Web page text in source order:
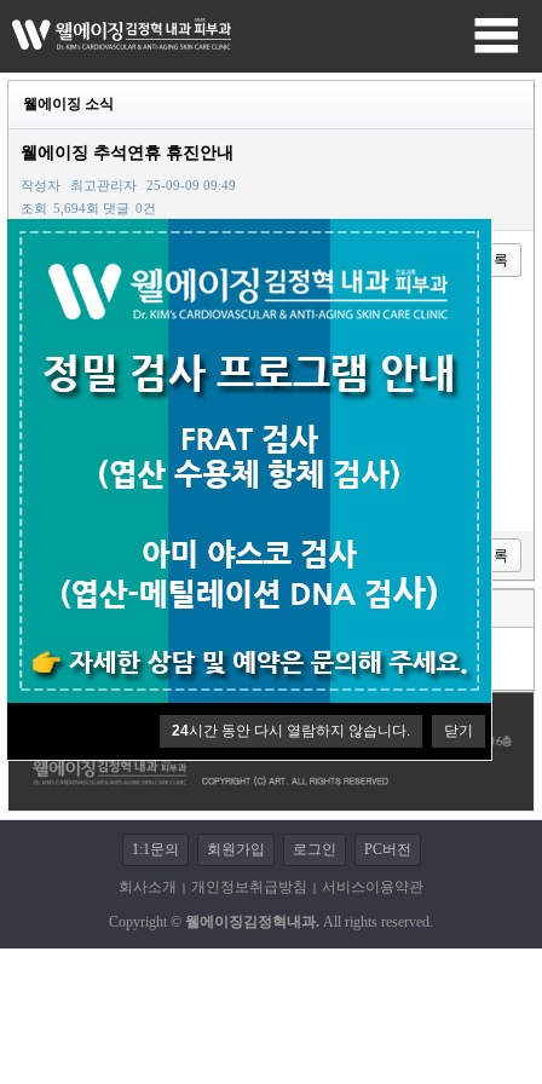
24시간 동안 다시 열람하지 않습니다. 닫기
웰에이징 소식
웰에이징 추석연휴 휴진안내
작성자 최고관리자
25-09-09 09:49
조회 5,694회 댓글 0건
이전글 다음글 목록
본문
웰에이징 추석연휴 휴진안내입니다.
10월 3일 (금) 부터 10월 9일 (목) 까지 휴진합니다.
10월 10일 금요일부터 정상 진료 합니다.
진료에 참고 부탁드립니다 ~~
다음글 목록
댓글 (0) 코멘트쓰기
등록된 댓글이 없습니다.
1:1문의 회원가입 로그인 PC버전
회사소개 | 개인정보취급방침 | 서비스이용약관
Copyright © 웰에이징김정혁내과. All rights reserved.